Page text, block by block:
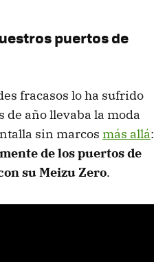
puertos de
fracasos lo ha sufrido
año llevaba la moda
sin marcos más allá:
de los puertos de
su Meizu Zero.